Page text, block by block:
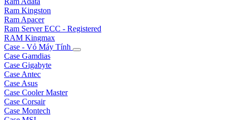
Ram Kingston
Ram Apacer
Ram Server ECC - Registered
RAM Kingmax
Case - Vỏ Máy Tính
Case Gamdias
Case Gigabyte
Case Antec
Case Asus
Case Cooler Master
Case Corsair
Case Montech